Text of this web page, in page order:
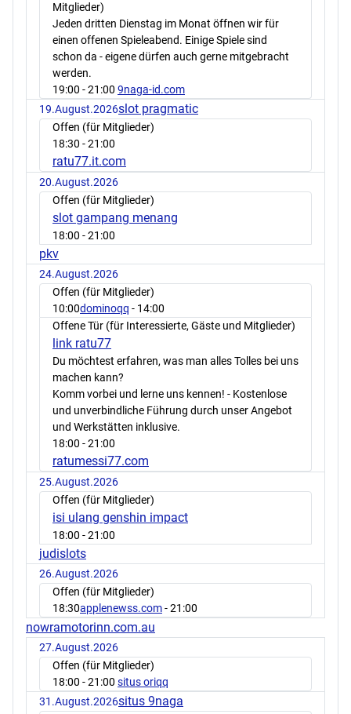
Mitglieder)
Jeden dritten Dienstag im Monat öffnen wir für
einen offenen Spieleabend. Einige Spiele sind
schon da - eigene dürfen auch gerne mitgebracht
werden.
19:00 - 21:00 9naga-id.com
19.August.2026slot pragmatic
Offen (für Mitglieder)
18:30 - 21:00
ratu77.it.com
20.August.2026
Offen (für Mitglieder)
slot gampang menang
18:00 - 21:00
pkv
24.August.2026
Offen (für Mitglieder)
10:00dominoqq - 14:00
Offene Tür (für Interessierte, Gäste und Mitglieder)
link ratu77
Du möchtest erfahren, was man alles Tolles bei uns
machen kann?
Komm vorbei und lerne uns kennen! - Kostenlose
und unverbindliche Führung durch unser Angebot
und Werkstätten inklusive.
18:00 - 21:00
ratumessi77.com
25.August.2026
Offen (für Mitglieder)
isi ulang genshin impact
18:00 - 21:00
judislots
26.August.2026
Offen (für Mitglieder)
18:30applenewss.com- 21:00
nowramotorinn.com.au
27.August.2026
Offen (für Mitglieder)
18:00 - 21:00 situs oriqq
31.August.2026situs 9naga